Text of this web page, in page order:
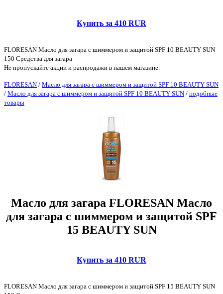
Купить за 410 RUR
FLORESAN Масло для загара с шиммером и защитой SPF 10 BEAUTY SUN
150 Средства для загара
Не пропускайте акции и распродажи в нашем магазине.
FLORESAN / Масло для загара с шиммером и защитой SPF 10 BEAUTY SUN
/ Масло для загара с шиммером и защитой SPF 10 BEAUTY SUN / подобные
товары
Масло для загара FLORESAN Масло
для загара с шиммером и защитой SPF
15 BEAUTY SUN
Купить за 410 RUR
FLORESAN Масло для загара с шиммером и защитой SPF 15 BEAUTY SUN